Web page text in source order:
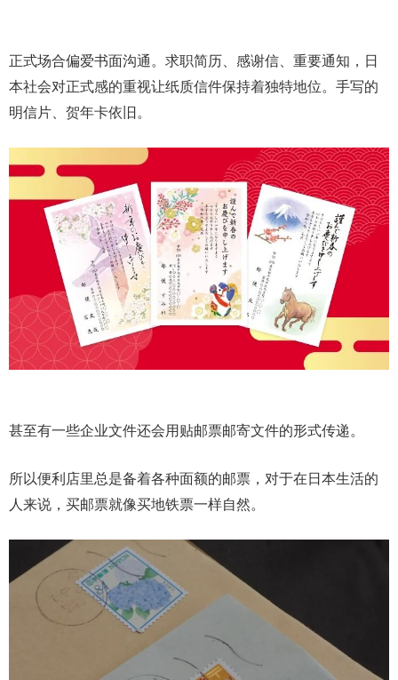
正式场合偏爱书面沟通。求职简历、感谢信、重要通知，日
本社会对正式感的重视让纸质信件保持着独特地位。手写的
明信片、贺年卡依旧。
甚至有一些企业文件还会用贴邮票邮寄文件的形式传递。
所以便利店里总是备着各种面额的邮票，对于在日本生活的
人来说，买邮票就像买地铁票一样自然。